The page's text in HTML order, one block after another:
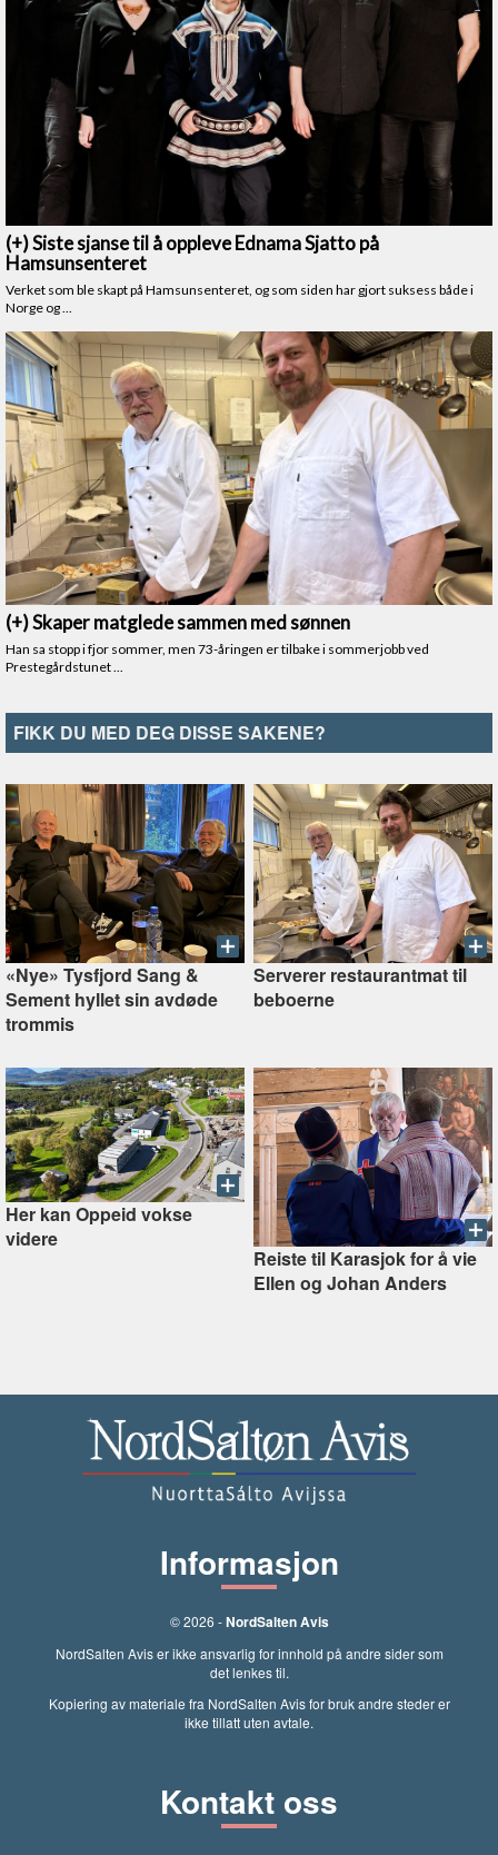
FIKK DU MED DEG DISSE SAKENE?
«Nye» Tysfjord Sang &
Sement hyllet sin avdøde
trommis
Serverer restaurantmat til
beboerne
Her kan Oppeid vokse
videre
Reiste til Karasjok for å vie
Ellen og Johan Anders
Informasjon
© 2026 -NordSalten Avis
NordSalten Avis er ikke ansvarlig for innhold på andre sider som
det lenkes til.
Kopiering av materiale fra NordSalten Avis for bruk andre steder er
ikke tillatt uten avtale.
Kontakt oss